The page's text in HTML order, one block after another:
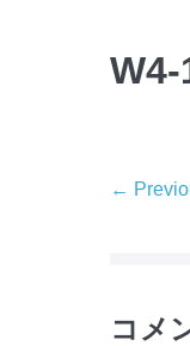
W4-
Post
←
コメ